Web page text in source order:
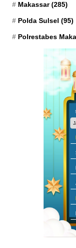
Makassar(285)
Polda Sulsel (95)
Polrestabes